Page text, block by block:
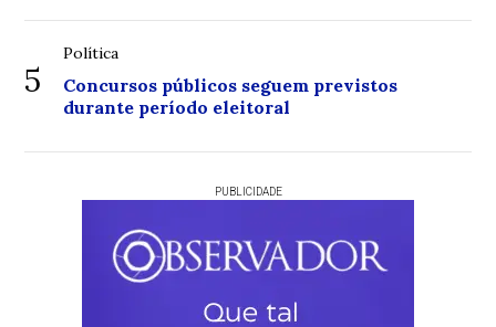
5
Política
Concursos públicos seguem previstos
durante período eleitoral
PUBLICIDADE